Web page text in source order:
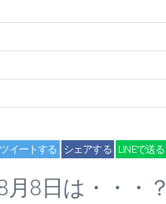
ツイートする シェアする LINEで送る
月8日は・・・？